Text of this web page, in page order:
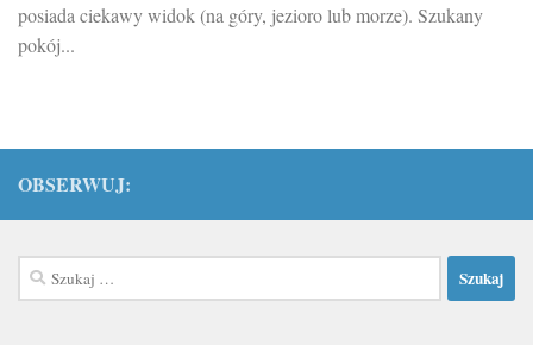
posiada ciekawy widok (na góry, jezioro lub morze). Szukany
pokój...
OBSERWUJ:
Szukaj: